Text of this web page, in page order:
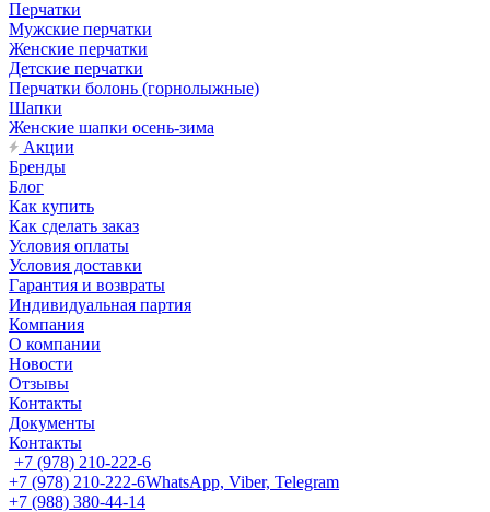
Перчатки
Мужские перчатки
Женские перчатки
Детские перчатки
Перчатки болонь (горнолыжные)
Шапки
Женские шапки осень-зима
Акции
Бренды
Блог
Как купить
Как сделать заказ
Условия оплаты
Условия доставки
Гарантия и возвраты
Индивидуальная партия
Компания
О компании
Новости
Отзывы
Контакты
Документы
Контакты
+7 (978) 210-222-6
+7 (978) 210-222-6WhatsApp, Viber, Telegram
+7 (988) 380-44-14